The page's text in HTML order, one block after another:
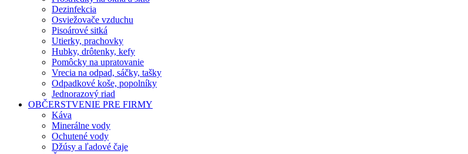
Dezinfekcia
Osviežovače vzduchu
Pisoárové sitká
Utierky, prachovky
Hubky, drôtenky, kefy
Pomôcky na upratovanie
Vrecia na odpad, sáčky, tašky
Odpadkové koše, popolníky
Jednorazový riad
OBČERSTVENIE PRE FIRMY
Káva
Minerálne vody
Ochutené vody
Džúsy a ľadové čaje